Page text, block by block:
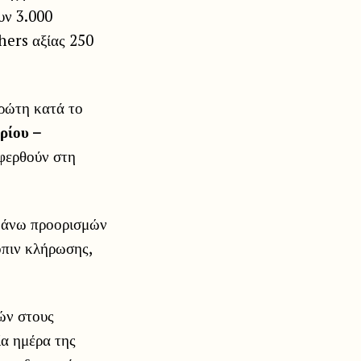
3.000
αξίας 250
κατά το
–
στη
προορισμών
κλήρωσης,
στους
ημέρα της